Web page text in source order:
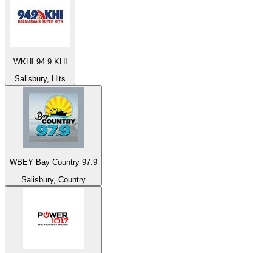
WKHI 94.9 KHI
Salisbury, Hits
WBEY Bay Country 97.9
Salisbury, Country